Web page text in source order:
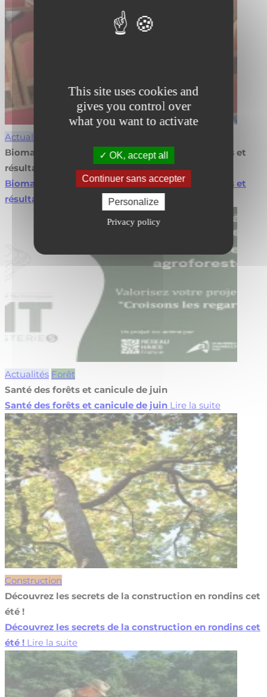
This site uses cookies and
gives you control over
what you want to activate
OK, accept all
Continuer sans accepter
Personalize
Privacy policy
Actualités
Biomasse en agroforesterie : valorisez vos projets et
résultats
Biomasse en agroforesterie : valorisez vos projets et
résultats
Actualités Forêt
Santé des forêts et canicule de juin
Santé des forêts et canicule de juin Lire la suite
Construction
Découvrez les secrets de la construction en rondins cet
été !
Découvrez les secrets de la construction en rondins cet
été ! Lire la suite